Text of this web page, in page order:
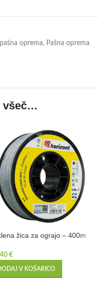
oprema, Pašna oprema
všeč…
žica za ograjo – 400m
€
V KOŠARICO